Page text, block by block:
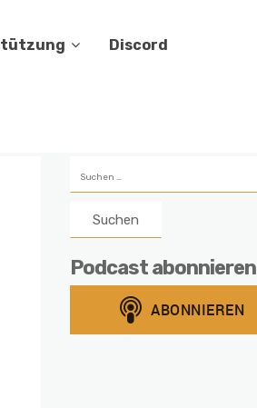
Discord
nach:
Podcast abonnieren